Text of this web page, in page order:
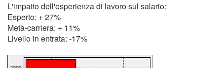
L'impatto dell'esperienza di lavoro sul salario:
Esperto: + 27%
Metà-carriera: + 11%
Livello in entrata: -17%